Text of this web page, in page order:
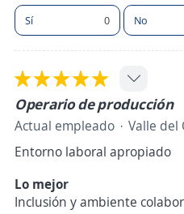
Sí 0 No
Operario de producción
Actual empleado Valle del
Entorno laboral apropiado
Lo mejor
Inclusión y ambiente